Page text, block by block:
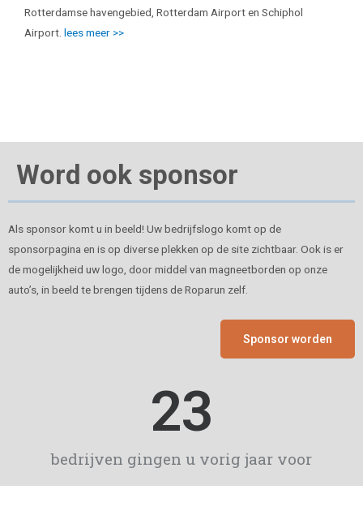
Rotterdamse havengebied, Rotterdam Airport en Schiphol
Airport. lees meer >>
Word ook sponsor
Als sponsor komt u in beeld! Uw bedrijfslogo komt op de
sponsorpagina en is op diverse plekken op de site zichtbaar. Ook is er
de mogelijkheid uw logo, door middel van magneetborden op onze
auto’s, in beeld te brengen tijdens de Roparun zelf.
Sponsor worden
24
bedrijven gingen u vorig jaar voor